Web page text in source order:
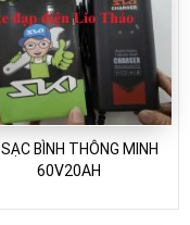
SẠC BÌNH THÔNG MINH
60V20AH